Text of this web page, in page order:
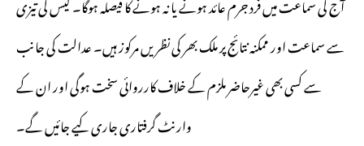
سے سماعت اور ممکنہ نتائج پر ملک بھر کی نظریں مرکوز ہیں۔ عدالت کی جانب
سے کسی بھی غیرحاضر ملزم کے خلاف کارروائی سخت ہوگی اور ان کے
وارنٹ گرفتاری جاری کیے جائیں گے۔